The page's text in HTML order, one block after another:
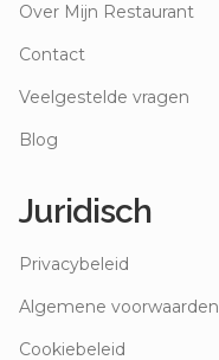
Over Mijn Restaurant
Contact
Veelgestelde vragen
Blog
Juridisch
Privacybeleid
Algemene voorwaarden
Cookiebeleid